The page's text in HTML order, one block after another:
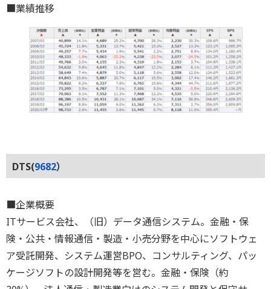
■業績推移
DTS(9682）
■企業概要
ITサービス会社、（旧）データ通信システム。金融・保
険・公共・情報通信・製造・小売分野を中心にソフトウェ
ア受託開発、システム運営BPO、コンサルティング、パッ
ケージソフトの設計開発等を営む。金融・保険（約